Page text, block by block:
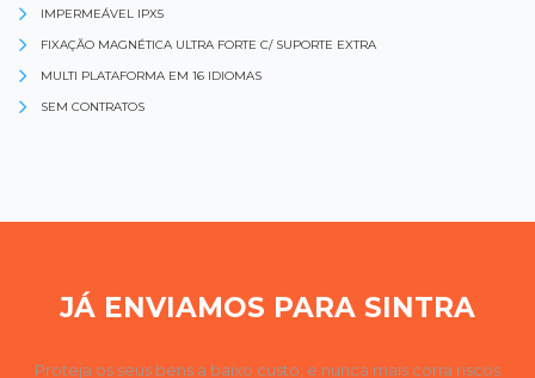
IMPERMEÁVEL IPX5
FIXAÇÃO MAGNÉTICA ULTRA FORTE C/ SUPORTE EXTRA
MULTI PLATAFORMA EM 16 IDIOMAS
SEM CONTRATOS
JÁ ENVIAMOS PARA SINTRA
Proteja os seus bens a baixo custo, e nunca mais corra riscos